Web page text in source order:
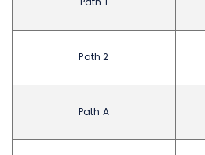
Path 2
Path A